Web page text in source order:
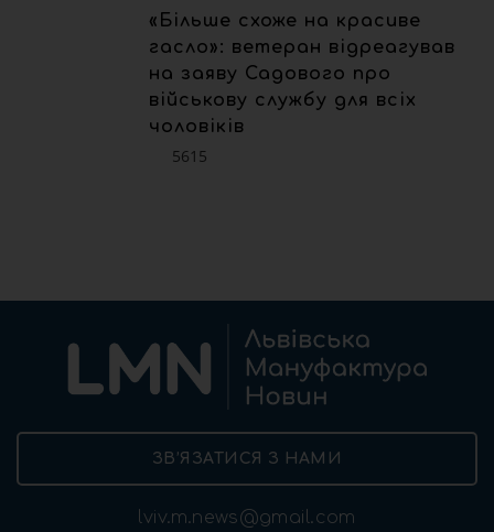
«Більше схоже на красиве
гасло»: ветеран відреагував
на заяву Садового про
військову службу для всіх
чоловіків
5615
ЗВ’ЯЗАТИСЯ З НАМИ
lviv.m.news@gmail.com